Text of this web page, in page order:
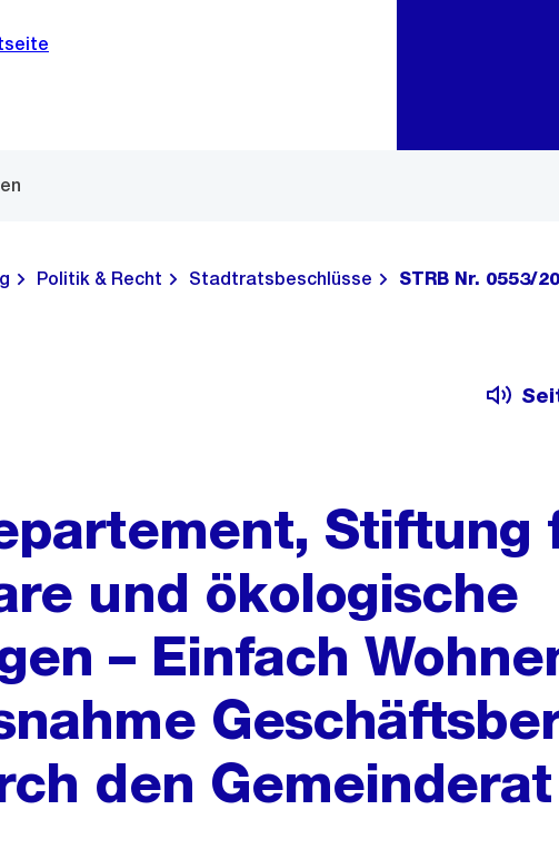
Politik & Recht Stadtratsbeschlüsse STRB Nr. 0553/
Stiftung
und ökologische
– Einfach
den Gemeinderat